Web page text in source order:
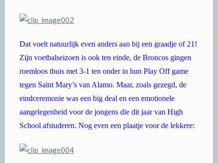
Dat voelt natuurlijk even anders aan bij een graadje of 21!
Zijn voetbalseizoen is ook ten einde, de Broncos gingen
roemloos thuis met 3-1 ten onder in hun Play Off game
tegen Saint Mary’s van Alamo. Maar, zoals gezegd, de
eindceremonie was een big deal en een emotionele
aangelegenheid voor de jongens die dit jaar van High
School afstuderen. Nog even een plaatje voor de lekkere: